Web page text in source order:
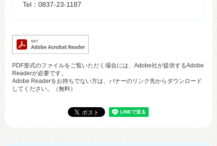
Tel：0837-23-1187
PDF形式のファイルをご覧いただく場合には、Adobe社が提供するAdobe
Readerが必要です。
Adobe Readerをお持ちでない方は、バナーのリンク先からダウンロード
してください。（無料）